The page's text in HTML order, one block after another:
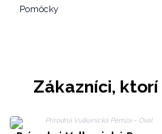
Pomôcky
Zákazníci,